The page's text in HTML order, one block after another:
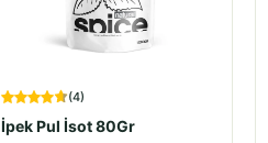
(4)
İpek Pul İsot 80Gr